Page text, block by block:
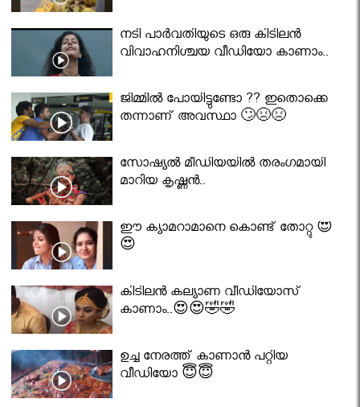
നടി പാർവതിയുടെ ഒരു കിടിലൻ
വിവാഹനിശ്ചയ വീഡിയോ കാണാം..
ജിമ്മിൽ പോയിട്ടുണ്ടോ ?? ഇതൊക്കെ
തന്നാണ് അവസ്ഥാ 🙄😣😣
സോഷ്യൽ മീഡിയയിൽ തരംഗമായി
മാറിയ കൃഷ്ണൻ..
ഈ ക്യാമറാമാനെ കൊണ്ട് തോറ്റു 😍
😍
കിടിലൻ കല്യാണ വീഡിയോസ്
കാണാം..😍😍🤣🤣
ഉച്ച നേരത്ത് കാണാൻ പറ്റിയ
വീഡിയോ 😇😇